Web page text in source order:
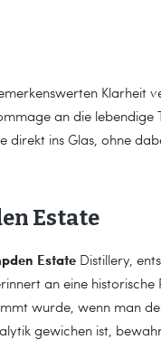
Klarheit
an die
ins Glas, ohne
Estate
Estate Distillery,
an eine
wurde, wenn man
gewichen ist,